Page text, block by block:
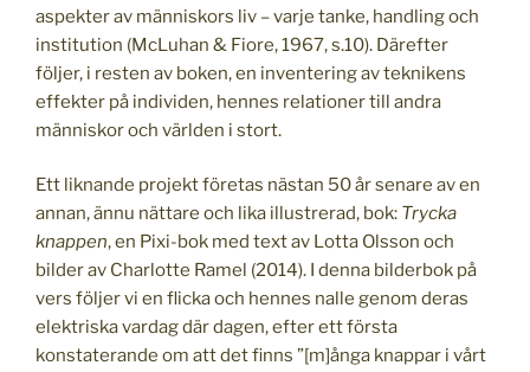
aspekter av människors liv – varje tanke, handling och
institution (McLuhan & Fiore, 1967, s.10). Därefter
följer, i resten av boken, en inventering av teknikens
effekter på individen, hennes relationer till andra
människor och världen i stort.
Ett liknande projekt företas nästan 50 år senare av en
annan, ännu nättare och lika illustrerad, bok: Trycka
knappen, en Pixi-bok med text av Lotta Olsson och
bilder av Charlotte Ramel (2014). I denna bilderbok på
vers följer vi en flicka och hennes nalle genom deras
elektriska vardag där dagen, efter ett första
konstaterande om att det finns ”[m]ånga knappar i vårt